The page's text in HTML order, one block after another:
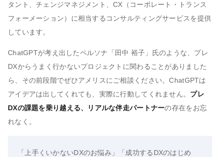
タント、チェンジマネジメント、CX（コーポレート・トランス
フォーメーション）に相当するコンサルティングサービスを提供
しています。
ChatGPTが考え出したペルソナ「田中 裕子」氏のような、プレ
DXからうまく行かないプロジェクトに関わることがありました
ら、その前段階でぜひアメリスにご相談ください。ChatGPTは
アイデアは出してくれても、実際に行動してくれません。 プレ
DXの課題を乗り越える、リアルな伴走パートナーの存在をお忘
れなく。
「上手くいかないDXのお悩み」「成功するDXのはじめ